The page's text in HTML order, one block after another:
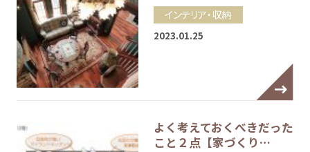
インテリア・収納
2023.01.25
よく考えておくべきだった
こと２点【家づくり…